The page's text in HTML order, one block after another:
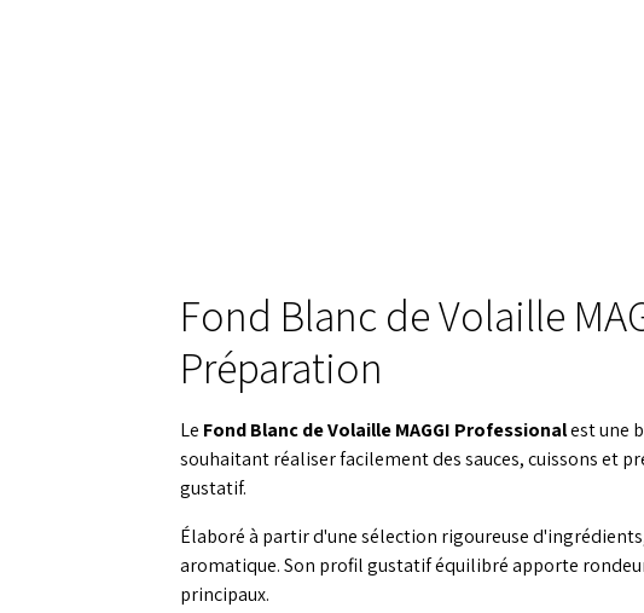
Fond Blanc de Volaille
Préparation
Le Fond Blanc de Volaille MAGGI Professionalest une
souhaitant réaliser facilement des sauces, cuissons et
gustatif.
Élaboré à partir d'une sélection rigoureuse
aromatique. Son profil gustatif équilibré apporte
principaux.